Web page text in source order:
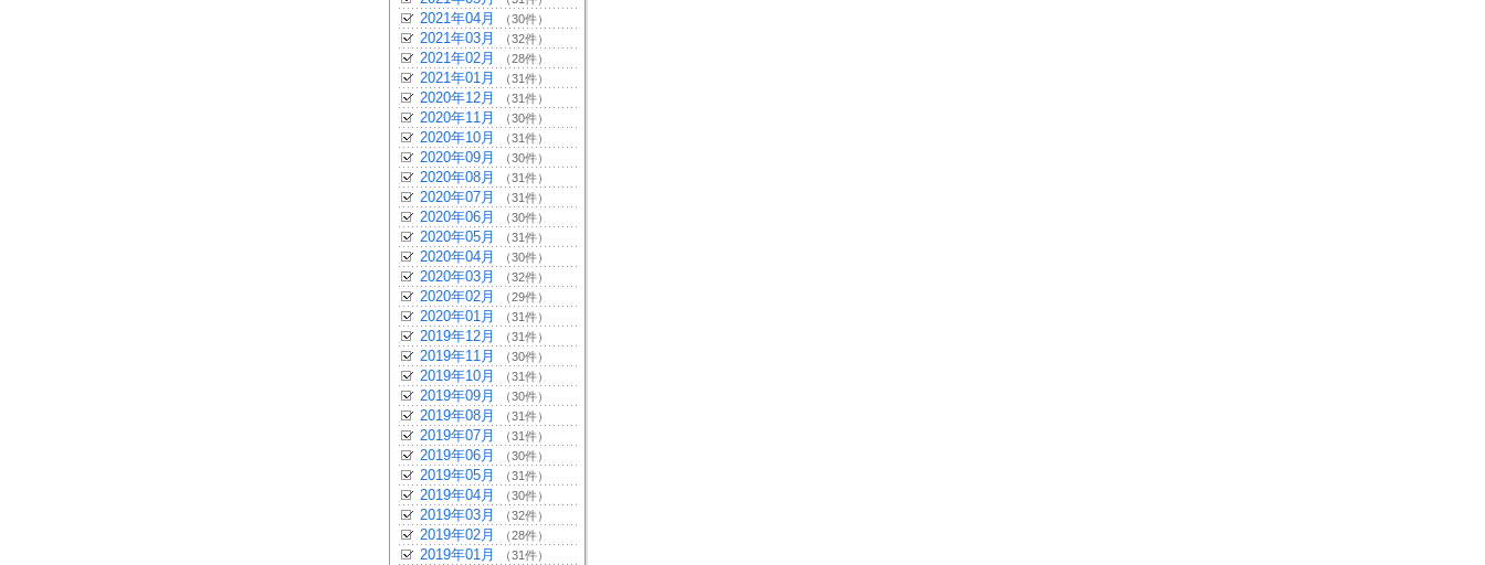
2021年04月 （30件）
2021年03月 （32件）
2021年02月 （28件）
2021年01月 （31件）
2020年12月 （31件）
2020年11月 （30件）
2020年10月 （31件）
2020年09月 （30件）
2020年08月 （31件）
2020年07月 （31件）
2020年06月 （30件）
2020年05月 （31件）
2020年04月 （30件）
2020年03月 （32件）
2020年02月 （29件）
2020年01月 （31件）
2019年12月 （31件）
2019年11月 （30件）
2019年10月 （31件）
2019年09月 （30件）
2019年08月 （31件）
2019年07月 （31件）
2019年06月 （30件）
2019年05月 （31件）
2019年04月 （30件）
2019年03月 （32件）
2019年02月 （28件）
2019年01月 （31件）